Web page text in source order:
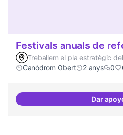
Festivals anuals de
Treballem el pla estratègic
Canòdrom Obert
2 anys 0
Dar